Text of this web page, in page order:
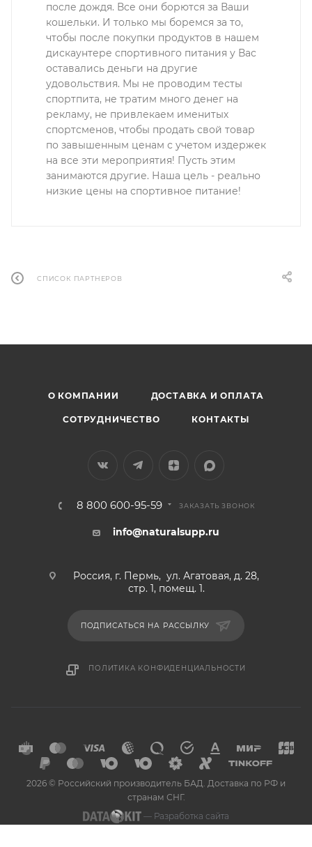
после дождя. Все они борются за Ваши
кошельки. И только мы боремся за то,
чтобы после покупки продуктов в нашем
дискаунтере спортивного питания у Вас
оставались деньги на другие
удовольствия. Мы не проводим тесты
спортпита, не тратим много денег на
рекламу, не привлекаем именитых
спортсменов, чтобы продать свой товар
по завышенным ценам с учетом издержек
на все эти мероприятия! Пусть этим
занимаются другие. Наша цель - реально
низкие цены на спортивное питание!
СПИСОК ПАРТНЕРОВ
О КОМПАНИИ ДОСТАВКА И ОПЛАТА
СОТРУДНИЧЕСТВО КОНТАКТЫ
8 800 600-95-59 ЗАКАЗАТЬ ЗВОНОК
info@naturalsupp.ru
Россия, г. Пермь, ул. Агатовая, д. 28,
стр. 1, помещ. 1.
ПОДПИСАТЬСЯ НА РАССЫЛКУ
ПОЛИТИКА КОНФИДЕНЦИАЛЬНОСТИ
2026 © Российский производитель БАД. Доставка по РФ и
странам СНГ.
— Разработка сайта